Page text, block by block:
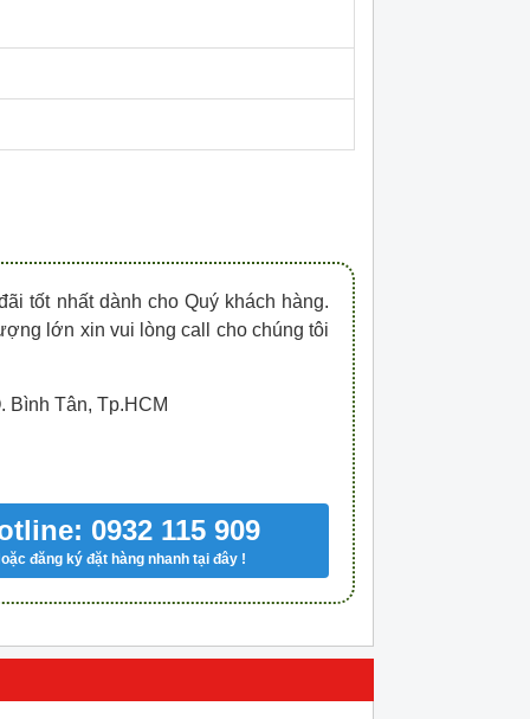
0909.067.950 Ms.Châu
tốt nhất dành cho Quý khách hàng.
lớn xin vui lòng call cho chúng tôi
Bình Tân, Tp.HCM
0932 115 909
đăng ký đặt hàng nhanh tại đây !